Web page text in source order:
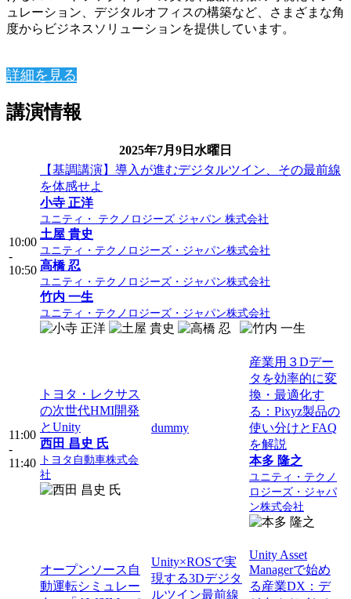
ュレーション、デジタルオフィスの構築など、さまざまな角
度からビジネスソリューションを提供しています。
詳細を見る
講演情報
2025年7月9日水曜日
10:00
-
10:50
【基調講演】導入が進むデジタルツイン、その最前線
を体感せよ
小寺 正洋
ユニティ・ テクノロジーズ ジャパン 株式会社
土屋 貴史
ユニティ・テクノロジーズ・ジャパン株式会社
高橋 忍
ユニティ・テクノロジーズ・ジャパン株式会社
竹内 一生
ユニティ・テクノロジーズ・ジャパン株式会社
11:00
-
11:40
トヨタ・レクサス
の次世代HMI開発
とUnity
西田 昌史 氏
トヨタ自動車株式会
社
dummy
産業用３Dデー
タを効率的に変
換・最適化す
る：Pixyz製品の
使い分けとFAQ
を解説
本多 隆之
ユニティ・テクノ
ロジーズ・ジャパ
ン株式会社
オープンソース自
動運転シミュレー
Unity×ROSで実
現する3Dデジタ
ルツイン最前線
Unity Asset
Managerで始め
る産業DX：デ